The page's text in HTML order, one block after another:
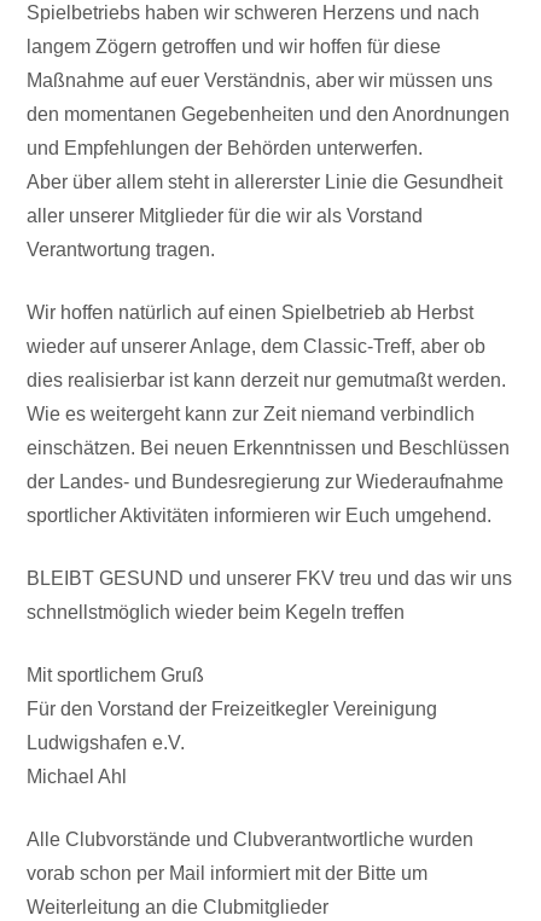
Spielbetriebs haben wir schweren Herzens und nach
langem Zögern getroffen und wir hoffen für diese
Maßnahme auf euer Verständnis, aber wir müssen uns
den momentanen Gegebenheiten und den Anordnungen
und Empfehlungen der Behörden unterwerfen.
Aber über allem steht in allererster Linie die Gesundheit
aller unserer Mitglieder für die wir als Vorstand
Verantwortung tragen.
Wir hoffen natürlich auf einen Spielbetrieb ab Herbst
wieder auf unserer Anlage, dem Classic-Treff, aber ob
dies realisierbar ist kann derzeit nur gemutmaßt werden.
Wie es weitergeht kann zur Zeit niemand verbindlich
einschätzen. Bei neuen Erkenntnissen und Beschlüssen
der Landes- und Bundesregierung zur Wiederaufnahme
sportlicher Aktivitäten informieren wir Euch umgehend.
BLEIBT GESUND und unserer FKV treu und das wir uns
schnellstmöglich wieder beim Kegeln treffen
Mit sportlichem Gruß
Für den Vorstand der Freizeitkegler Vereinigung
Ludwigshafen e.V.
Michael Ahl
Alle Clubvorstände und Clubverantwortliche wurden
vorab schon per Mail informiert mit der Bitte um
Weiterleitung an die Clubmitglieder